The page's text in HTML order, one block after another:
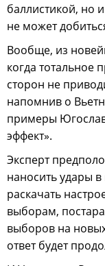
баллистикой, но
не может
Вообще, из
когда тотальное
сторон не
напомнив о
примеры
эффект».
Эксперт
наносить удары в
раскачать
выборам,
выборов на
ответ будет